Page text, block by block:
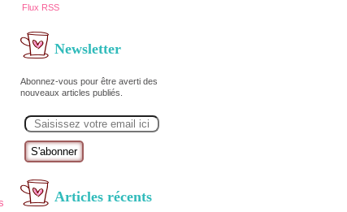
Flux RSS
Newsletter
Abonnez-vous pour être averti des
nouveaux articles publiés.
m
Articles récents